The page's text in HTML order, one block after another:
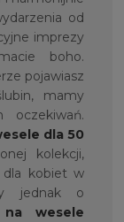
od
imprezy
boho.
pojawiasz
mamy
oczekiwań.
dla 50
kolekcji,
dla kobiet w
jednak o
na wesele